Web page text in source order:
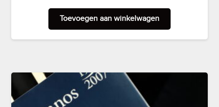
Toevoegen aan winkelwagen